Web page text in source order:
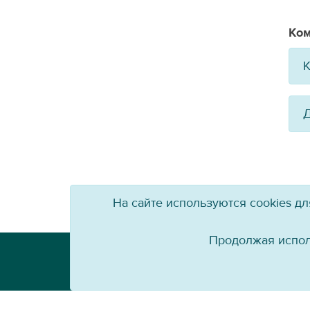
На сайте используются cookies
Продолжая